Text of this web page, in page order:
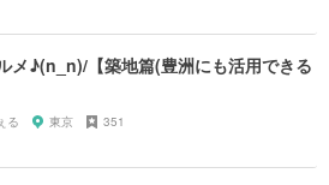
メ♪(n_n)/【築地篇(豊洲にも活用できる
る 東京 351